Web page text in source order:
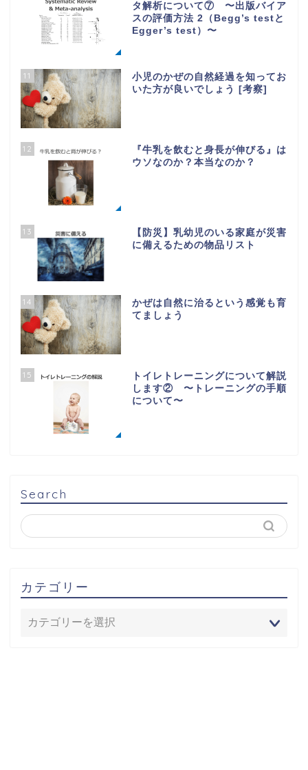
タ解析について⑦ 〜出版バイア
スの評価方法 2（Begg’s testと
Egger’s test）〜
11
小児のかぜの自然経過を知ってお
いた方が良いでしょう [考察]
12
『牛乳を飲むと身長が伸びる』は
ウソなのか？本当なのか？
13
【防災】乳幼児のいる家庭が災害
に備えるための物品リスト
14
かぜは自然に治るという感覚も育
てましょう
15
トイレトレーニングについて解説
します② 〜トレーニングの手順
について〜
Search
カテゴリー